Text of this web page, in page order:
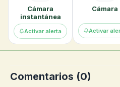
Cámara
instantánea
Activar alerta
Cámara
Activar
Comentarios (0)